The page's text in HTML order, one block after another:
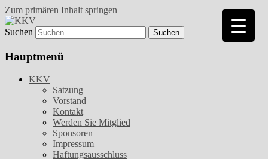
Zum primären Inhalt springen
KKV
Kunst- und Kulturverein Freiburg-Kappel
e.V.
Suchen
Hauptmenü
KKV
Satzung
Vorstand
Kontakt
Werden Sie Mitglied
Sponsoren
Impressum
Haftungsausschluss